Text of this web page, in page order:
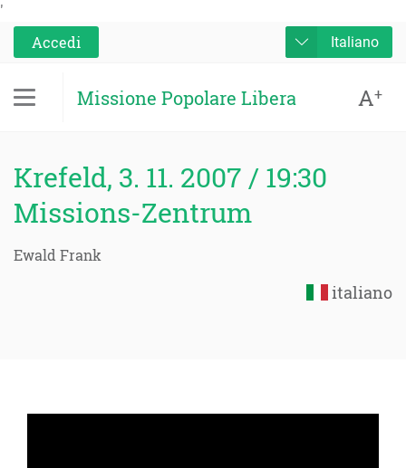
'
Accedi
Italiano
Missione Popolare Libera A+
Krefeld, 3. 11. 2007 / 19:30
Missions-Zentrum
Ewald Frank
italiano